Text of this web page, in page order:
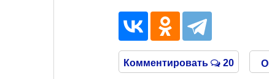
Комментировать 20